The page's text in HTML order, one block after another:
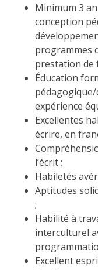
Minimum 3
conception
programmes
prestation de
Éducation
expérience
Excellentes
écrire, en
l’écrit ;
Habiletés
Aptitudes
;
Habilité à
interculturel
Excellent